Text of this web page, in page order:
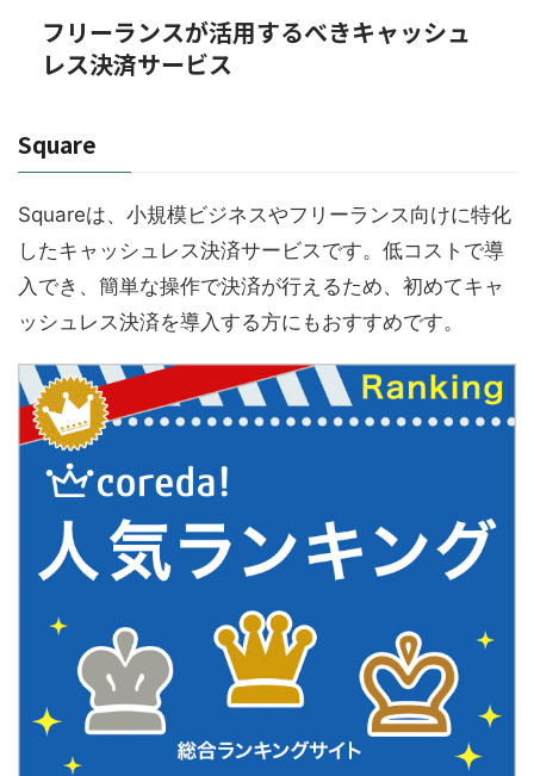
フリーランスが活用するべきキャッシュ
レス決済サービス
Square
Squareは、小規模ビジネスやフリーランス向けに特化
したキャッシュレス決済サービスです。低コストで導
入でき、簡単な操作で決済が行えるため、初めてキャ
ッシュレス決済を導入する方にもおすすめです。